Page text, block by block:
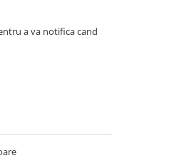
a va notifica cand